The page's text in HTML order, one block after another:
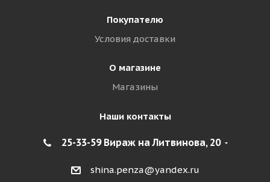
Покупателю
Условия доставки
О магазине
Магазины
Наши контакты
25-33-59 Вираж на Литвинова, 20
shina.penza@yandex.ru